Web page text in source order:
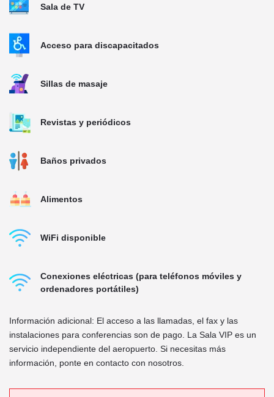
Sala de TV
Acceso para discapacitados
Sillas de masaje
Revistas y periódicos
Baños privados
Alimentos
WiFi disponible
Conexiones eléctricas (para teléfonos móviles y
ordenadores portátiles)
Información adicional: El acceso a las llamadas, el fax y las
instalaciones para conferencias son de pago. La Sala VIP es un
servicio independiente del aeropuerto. Si necesitas más
información, ponte en contacto con nosotros.